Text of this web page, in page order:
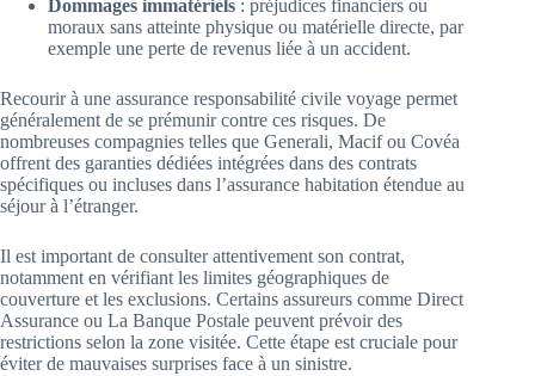
Dommages immatériels : préjudices financiers ou
moraux sans atteinte physique ou matérielle directe, par
exemple une perte de revenus liée à un accident.
Recourir à une assurance responsabilité civile voyage permet
généralement de se prémunir contre ces risques. De
nombreuses compagnies telles que Generali, Macif ou Covéa
offrent des garanties dédiées intégrées dans des contrats
spécifiques ou incluses dans l’assurance habitation étendue au
séjour à l’étranger.
Il est important de consulter attentivement son contrat,
notamment en vérifiant les limites géographiques de
couverture et les exclusions. Certains assureurs comme Direct
Assurance ou La Banque Postale peuvent prévoir des
restrictions selon la zone visitée. Cette étape est cruciale pour
éviter de mauvaises surprises face à un sinistre.